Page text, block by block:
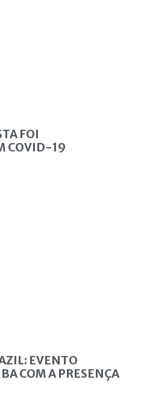
FOI
COVID-19
EVENTO
COM A PRESENÇA